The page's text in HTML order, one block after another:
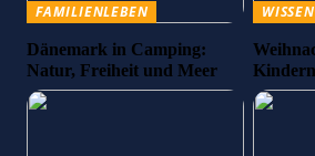
FAMILIENLEBEN
Dänemark in Camping:
Natur, Freiheit und Meer
WISSEN